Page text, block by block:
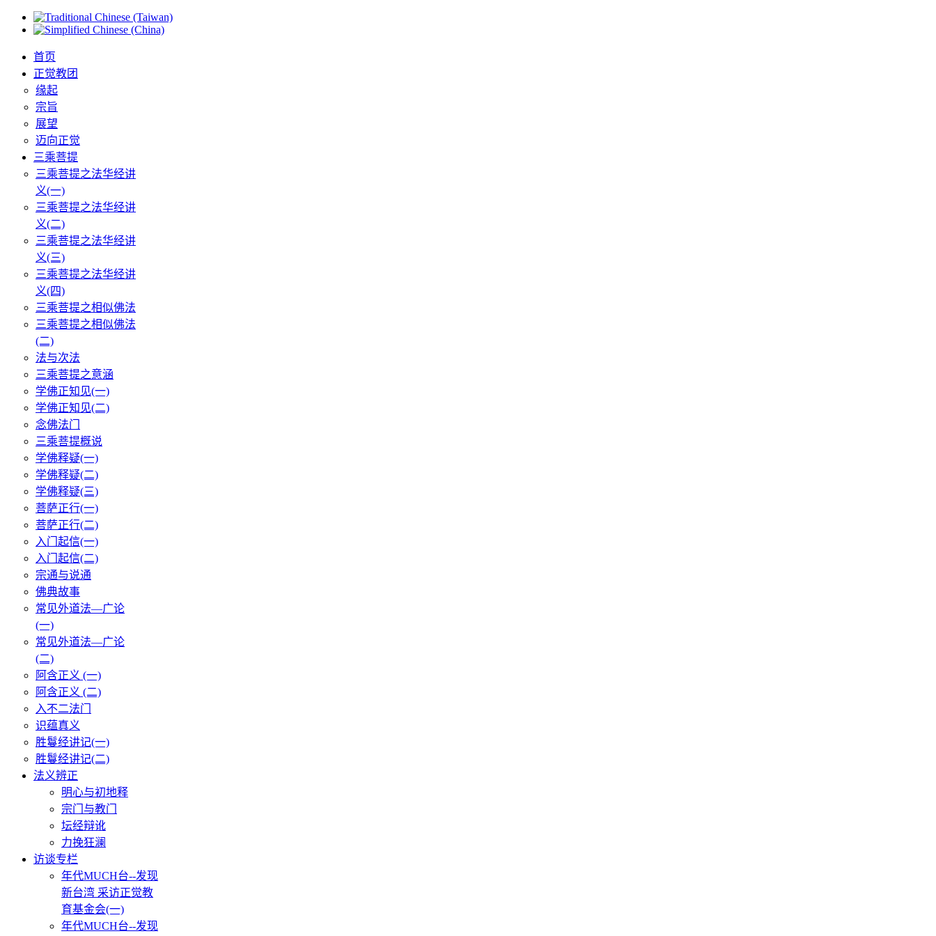
首页
正觉教团
缘起
宗旨
展望
迈向正觉
三乘菩提
三乘菩提之法华经讲
义(一)
三乘菩提之法华经讲
义(二)
三乘菩提之法华经讲
义(三)
三乘菩提之法华经讲
义(四)
三乘菩提之相似佛法
三乘菩提之相似佛法
(二)
法与次法
三乘菩提之意涵
学佛正知见(一)
学佛正知见(二)
念佛法门
三乘菩提概说
学佛释疑(一)
学佛释疑(二)
学佛释疑(三)
菩萨正行(一)
菩萨正行(二)
入门起信(一)
入门起信(二)
宗通与说通
佛典故事
常见外道法—广论
(一)
常见外道法—广论
(二)
阿含正义 (一)
阿含正义 (二)
入不二法门
识蕴真义
胜鬘经讲记(一)
胜鬘经讲记(二)
法义辨正
明心与初地释
宗门与教门
坛经辩讹
力挽狂澜
访谈专栏
年代MUCH台--发现
新台湾 采访正觉教
育基金会(一)
年代MUCH台--发现